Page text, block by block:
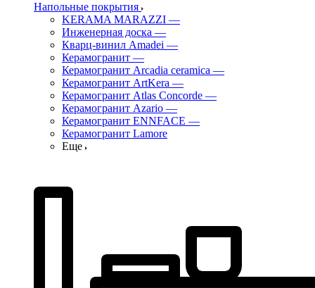
Напольные покрытия
KERAMA MARAZZI —
Инженерная доска —
Кварц-винил Amadei —
Керамогранит —
Керамогранит Arcadia ceramica —
Керамогранит ArtKera —
Керамогранит Atlas Concorde —
Керамогранит Azario —
Керамогранит ENNFACE —
Керамогранит Lamore
Еще